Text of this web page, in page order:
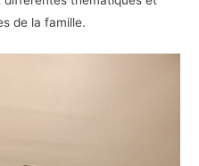
de la famille.